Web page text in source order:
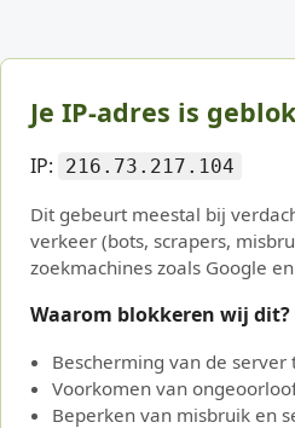
Je IP-adres is
IP: 216.73.217.104
Dit gebeurt meestal bij
verkeer (bots, scrapers,
zoekmachines zoals Google
Waarom blokkeren wij dit?
Bescherming van de
Voorkomen van
Beperken van misbruik en